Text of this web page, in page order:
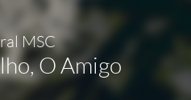
MSC
O Amigo